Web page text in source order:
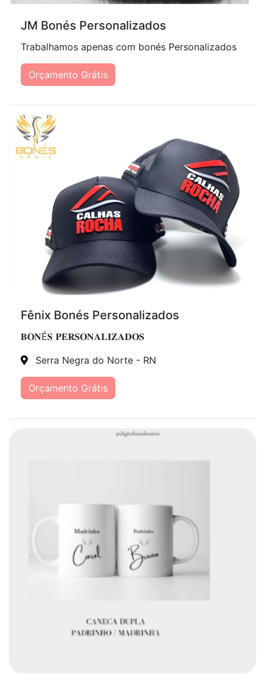
JM Bonés Personalizados
Trabalhamos apenas com bonés Personalizados
Orçamento Grátis
Fênix Bonés Personalizados
𝐁𝐎𝐍É𝐒 𝐏𝐄𝐑𝐒𝐎𝐍𝐀𝐋𝐈𝐙𝐀𝐃𝐎𝐒
Serra Negra do Norte - RN
Orçamento Grátis